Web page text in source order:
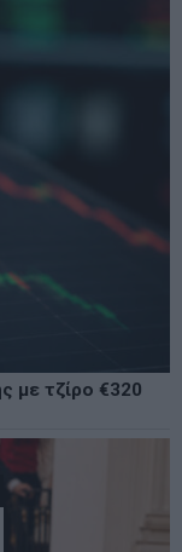
με τζίρο €320